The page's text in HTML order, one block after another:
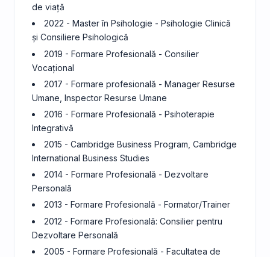
de viață
2022 - Master în Psihologie - Psihologie Clinică
și Consiliere Psihologică
2019 - Formare Profesională - Consilier
Vocațional
2017 - Formare profesională - Manager Resurse
Umane, Inspector Resurse Umane
2016 - Formare Profesională - Psihoterapie
Integrativă
2015 - Cambridge Business Program, Cambridge
International Business Studies
2014 - Formare Profesională - Dezvoltare
Personală
2013 - Formare Profesională - Formator/Trainer
2012 - Formare Profesională: Consilier pentru
Dezvoltare Personală
2005 - Formare Profesională - Facultatea de